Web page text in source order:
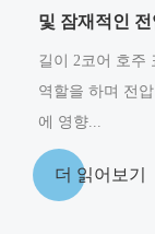
및 잠재적인
길이 2코어 호주
역할을 하며 전
에 영향...
더 읽어보기